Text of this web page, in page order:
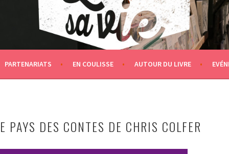
PARTENARIATS EN COULISSE AUTOUR DU LIVRE
PAYS DES CONTES DE CHRIS COLFER